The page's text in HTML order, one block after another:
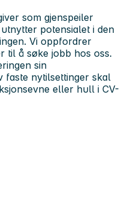
som gjenspeiler
potensialet i den
Vi oppfordrer
til å søke jobb hos oss.
sin
faste nytilsettinger skal
eller hull i CV-